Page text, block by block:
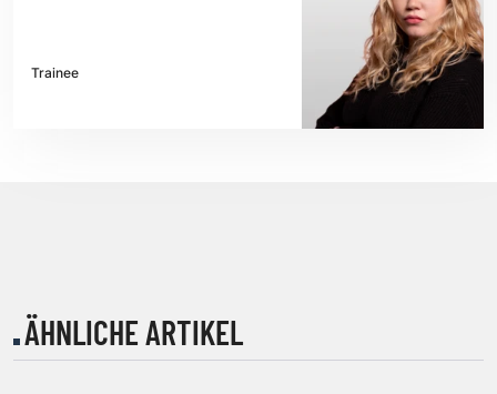
Trainee
ÄHNLICHE ARTIKEL